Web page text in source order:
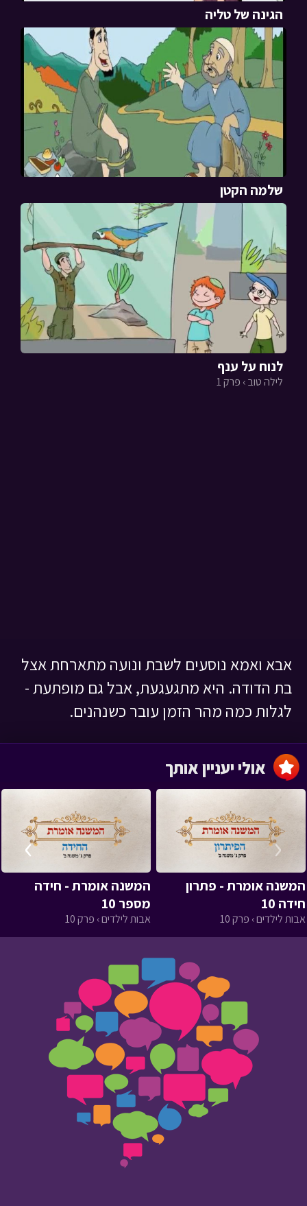
הגינה של טליה
שלמה הקטן
לנוח על ענף
לילה טוב › פרק 1
אבא ואמא נוסעים לשבת ונועה מתארחת אצל
בת הדודה. היא מתגעגעת, אבל גם מופתעת -
לגלות כמה מהר הזמן עובר כשנהנים.
המשנה אומרת - פתרון
חידה 10
אבות לילדים › פרק 10
המשנה אומרת - חידה
מספר 10
אבות לילדים › פרק 10
‹
›